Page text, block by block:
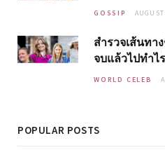
GOSSIP
สำรวจเส้นทา
จบแล้วไปทำไ
WORLD CELEB
POPULAR POSTS